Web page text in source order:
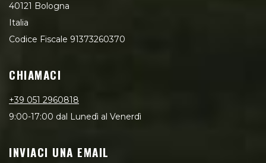
40121 Bologna
Italia
Codice Fiscale 91373260370
CHIAMACI
+39 051 2960818
9:00-17:00 dal Lunedì al Venerdì
INVIACI UNA EMAIL